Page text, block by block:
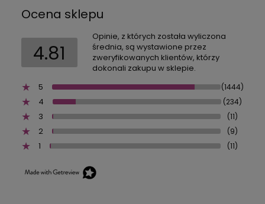
Ocena sklepu
4.81
Opinie, z których została wyliczona
średnia, są wystawione przez
zweryfikowanych klientów, którzy
dokonali zakupu w sklepie.
5
(1444)
4 (234)
3 (11)
2 (9)
1 (11)